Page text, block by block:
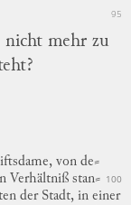
95
nicht mehr zu
von de⸗
Verhältniß stan⸗ 100
der Stadt, in einer